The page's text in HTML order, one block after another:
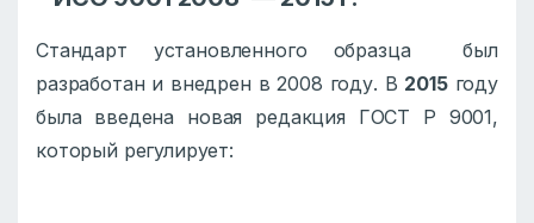
Стандарт установленного образца был
разработан и внедрен в 2008 году. В 2015году
была введена новая редакция ГОСТ Р 9001,
который регулирует: